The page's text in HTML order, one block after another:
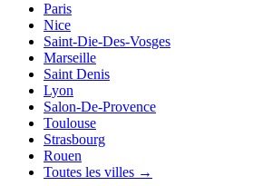
Paris
Nice
Saint-Die-Des-Vosges
Marseille
Saint Denis
Lyon
Salon-De-Provence
Toulouse
Strasbourg
Rouen
Toutes les villes →